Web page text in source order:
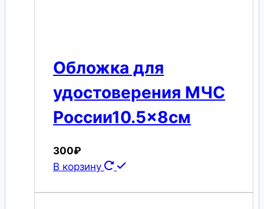
Обложка для
удостоверения МЧС
России10.5×8см
300₽
В корзину